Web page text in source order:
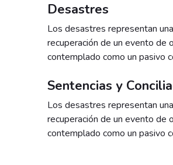
Desastres
Los desastres representan
recuperación de un evento de
contemplado como un pasivo
Sentencias y
Los desastres representan
recuperación de un evento de
contemplado como un pasivo